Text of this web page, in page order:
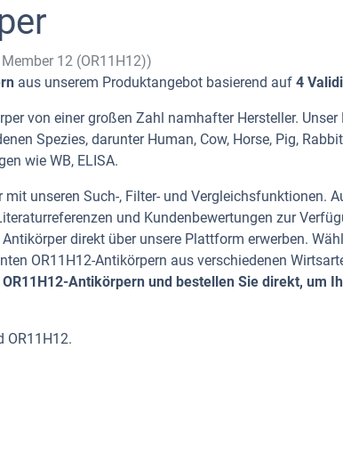
12 (OR11H12))
aus unserem Produktangebot basierend auf 4
von einer großen Zahl namhafter Hersteller.
Spezies, darunter Human, Cow, Horse, Pig,
wie WB, ELISA.
unseren Such-, Filter- und Vergleichsfunktionen.
und Kundenbewertungen zur
direkt über unsere Plattform erwerben.
OR11H12-Antikörpern aus verschiedenen
Antikörpern und bestellen Sie direkt, um
OR11H12.